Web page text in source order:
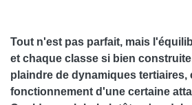
Tout n'est pas parfait, mais
et chaque classe si bien
plaindre de dynamiques tertiaires,
fonctionnement d'une certaine